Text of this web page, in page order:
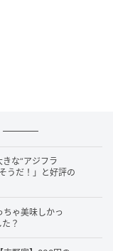
」は「大人気学
ズの『人体のサ
特別編集したス
態で提供されま
な“アジフラ
うだ！」と好評の
ちゃ美味しかっ
？